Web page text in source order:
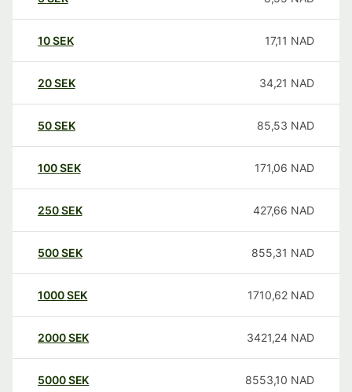
10SEK 17,11 NAD
20SEK 34,21 NAD
50SEK 85,53 NAD
100SEK 171,06 NAD
250SEK 427,66 NAD
500SEK 855,31 NAD
1000SEK 1710,62 NAD
2000SEK 3421,24 NAD
5000SEK 8553,10 NAD